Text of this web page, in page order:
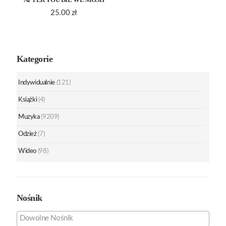
25.00 zł
Kategorie
Indywidualnie (121)
Książki (4)
Muzyka (9209)
Odzież (7)
Wideo (98)
Nośnik